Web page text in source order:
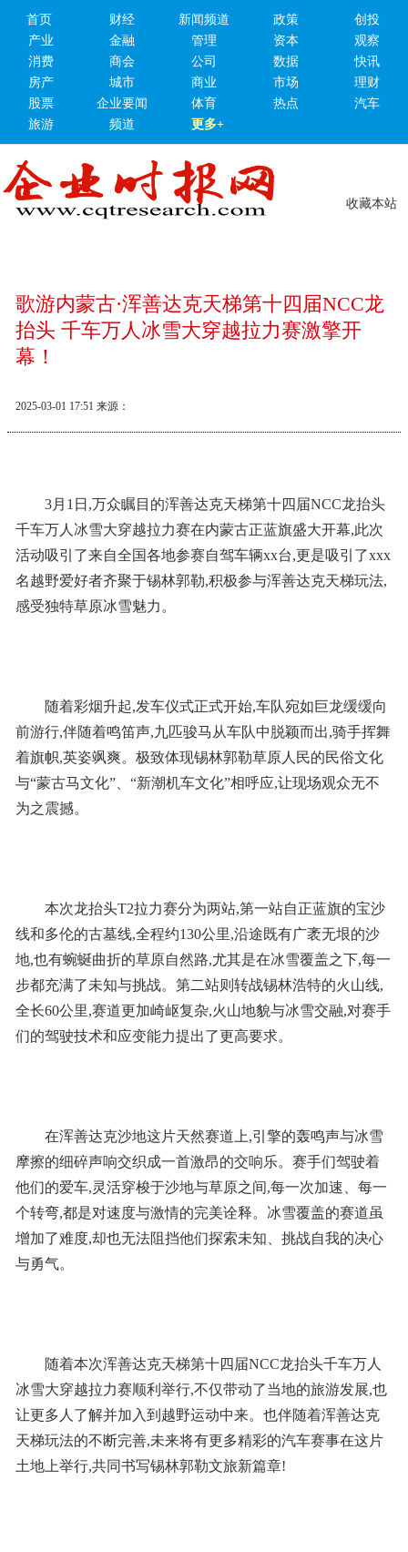
首页 财经 新闻频道 政策
创投
产业
金融 管理 资本
观察
消费
商会 公司 数据
快讯
房产
城市 商业 市场
理财
股票
企业要闻 体育 热点
汽车
旅游
频道 更多+
收藏本站
歌游内蒙古·浑善达克天梯第十四届NCC龙
抬头 千车万人冰雪大穿越拉力赛激擎开
幕！
2025-03-01 17:51 来源：
3月1日,万众瞩目的浑善达克天梯第十四届NCC龙抬头
千车万人冰雪大穿越拉力赛在内蒙古正蓝旗盛大开幕,此次
活动吸引了来自全国各地参赛自驾车辆xx台,更是吸引了xxx
名越野爱好者齐聚于锡林郭勒,积极参与浑善达克天梯玩法,
感受独特草原冰雪魅力。
随着彩烟升起,发车仪式正式开始,车队宛如巨龙缓缓向
前游行,伴随着鸣笛声,九匹骏马从车队中脱颖而出,骑手挥舞
着旗帜,英姿飒爽。极致体现锡林郭勒草原人民的民俗文化
与“蒙古马文化”、“新潮机车文化”相呼应,让现场观众无不
为之震撼。
本次龙抬头T2拉力赛分为两站,第一站自正蓝旗的宝沙
线和多伦的古墓线,全程约130公里,沿途既有广袤无垠的沙
地,也有蜿蜒曲折的草原自然路,尤其是在冰雪覆盖之下,每一
步都充满了未知与挑战。第二站则转战锡林浩特的火山线,
全长60公里,赛道更加崎岖复杂,火山地貌与冰雪交融,对赛手
们的驾驶技术和应变能力提出了更高要求。
在浑善达克沙地这片天然赛道上,引擎的轰鸣声与冰雪
摩擦的细碎声响交织成一首激昂的交响乐。赛手们驾驶着
他们的爱车,灵活穿梭于沙地与草原之间,每一次加速、每一
个转弯,都是对速度与激情的完美诠释。冰雪覆盖的赛道虽
增加了难度,却也无法阻挡他们探索未知、挑战自我的决心
与勇气。
随着本次浑善达克天梯第十四届NCC龙抬头千车万人
冰雪大穿越拉力赛顺利举行,不仅带动了当地的旅游发展,也
让更多人了解并加入到越野运动中来。也伴随着浑善达克
天梯玩法的不断完善,未来将有更多精彩的汽车赛事在这片
土地上举行,共同书写锡林郭勒文旅新篇章!